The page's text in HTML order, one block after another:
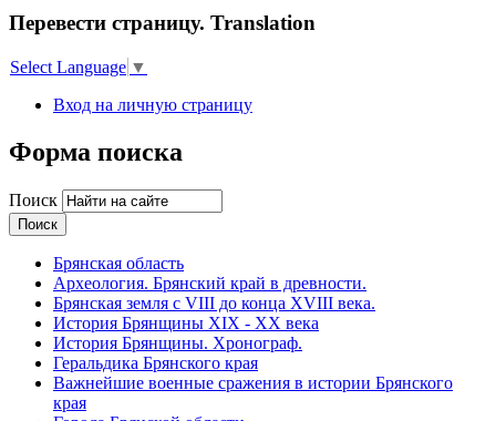
Перевести страницу. Translation
Select Language ▼
Вход на личную страницу
Форма поиска
Поиск
Брянская область
Археология. Брянский край в древности.
Брянская земля с VIII до конца XVIII века.
История Брянщины XIX - XX века
История Брянщины. Хронограф.
Геральдика Брянского края
Важнейшие военные сражения в истории Брянского
края